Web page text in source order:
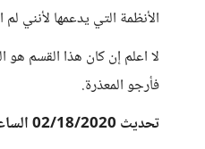
الأنظمة التي يدعمها لأنني
لا اعلم إن كان هذا القسم
فأرجو المعذرة.
تحديث 02/18/2020 الساعة 06:11م بتوقيت برلين.